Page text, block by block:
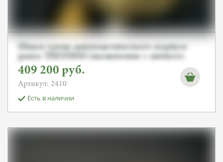
Шпага члена дипломатического корпуса
ранга ТЁКУНИН (назначение с личного
одобрения императора). От Алексея С.
409 200 руб.
Артикул: 2410
Есть в наличии